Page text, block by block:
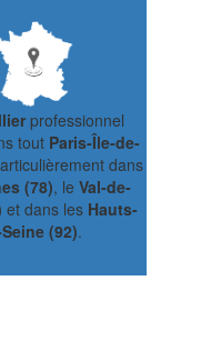
professionnel
tout Paris-Île-de-
dans
(78), le Val-de-
et dans les Hauts-
(92).